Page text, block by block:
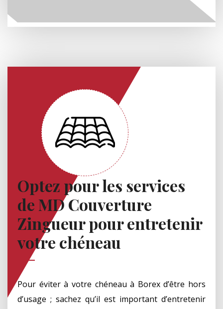
Optez pour les services
de MD Couverture
Zingueur pour entretenir
votre chéneau
Pour éviter à votre chéneau à Borex d’être hors
d’usage ; sachez qu’il est important d’entretenir